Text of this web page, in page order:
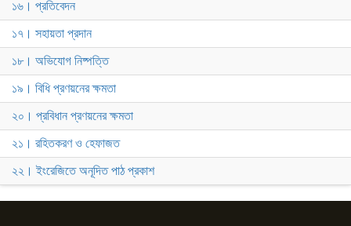
১৬। প্রতিবেদন
১৭। সহায়তা প্রদান
১৮। অভিযোগ নিষ্পত্তি
১৯। বিধি প্রণয়নের ক্ষমতা
২০। প্রবিধান প্রণয়নের ক্ষমতা
২১। রহিতকরণ ও হেফাজত
২২। ইংরেজিতে অনূদিত পাঠ প্রকাশ